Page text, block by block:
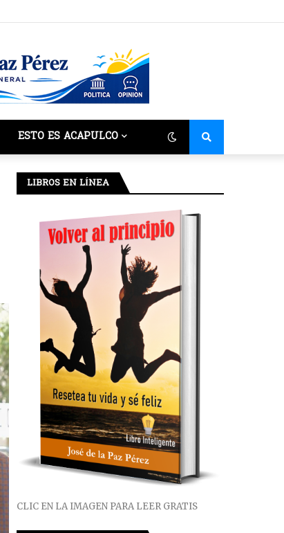
ESTO ES ACAPULCO
LIBROS EN LÍNEA
CLIC EN LA IMAGEN PARA LEER GRATIS